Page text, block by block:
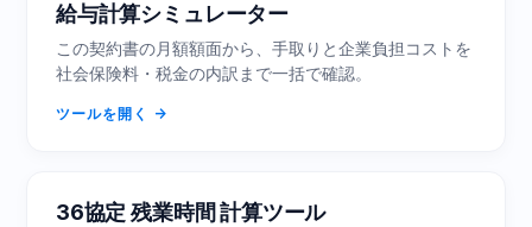
給与計算シミュレーター
この契約書の月額額面から、手取りと企業負担コストを
社会保険料・税金の内訳まで一括で確認。
ツールを開く
36協定 残業時間 計算ツール